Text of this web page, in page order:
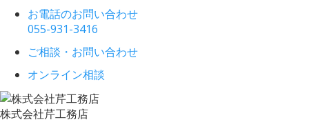
お電話のお問い合わせ
055-931-3416
ご相談・お問い合わせ
オンライン相談
株式会社芹工務店